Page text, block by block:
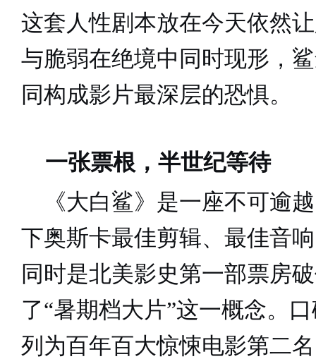
这套人性剧本放在今天依然
与脆弱在绝境中同时现形，
同构成影片最深层的恐惧。
一张票根，半世纪等待
《大白鲨》是一座不可逾
下奥斯卡最佳剪辑、最佳音
同时是北美影史第一部票房
了“暑期档大片”这一概念。
列为百年百大惊悚电影第二